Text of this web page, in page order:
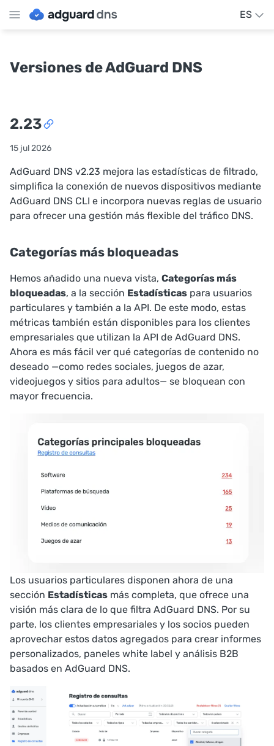
ES
Versiones de AdGuard DNS
2.23
15 jul 2026
AdGuard DNS v2.23 mejora las estadísticas de filtrado,
simplifica la conexión de nuevos dispositivos mediante
AdGuard DNS CLI e incorpora nuevas reglas de usuario
para ofrecer una gestión más flexible del tráfico DNS.
Categorías más bloqueadas
Hemos añadido una nueva vista, Categorías más
bloqueadas, a la sección Estadísticas para usuarios
particulares y también a la API. De este modo, estas
métricas también están disponibles para los clientes
empresariales que utilizan la API de AdGuard DNS.
Ahora es más fácil ver qué categorías de contenido no
deseado —como redes sociales, juegos de azar,
videojuegos y sitios para adultos— se bloquean con
mayor frecuencia.
Los usuarios particulares disponen ahora de una
sección Estadísticas más completa, que ofrece una
visión más clara de lo que filtra AdGuard DNS. Por su
parte, los clientes empresariales y los socios pueden
aprovechar estos datos agregados para crear informes
personalizados, paneles white label y análisis B2B
basados en AdGuard DNS.